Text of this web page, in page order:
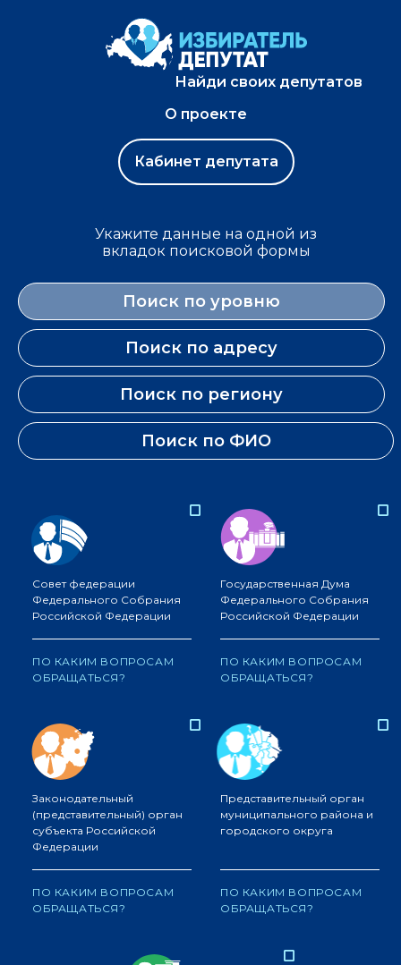
Найди своих депутатов
О проекте
Кабинет депутата
Укажите данные на одной из
вкладок поисковой формы
Поиск по уровню
Поиск по адресу
Поиск по региону
Поиск по ФИО
Совет федерации
Федерального Собрания
Российской Федерации
ПО КАКИМ ВОПРОСАМ
ОБРАЩАТЬСЯ?
Государственная Дума
Федерального Собрания
Российской Федерации
ПО КАКИМ ВОПРОСАМ
ОБРАЩАТЬСЯ?
Законодательный
(представительный) орган
субъекта Российской
Федерации
ПО КАКИМ ВОПРОСАМ
ОБРАЩАТЬСЯ?
Представительный орган
муниципального района и
городского округа
ПО КАКИМ ВОПРОСАМ
ОБРАЩАТЬСЯ?